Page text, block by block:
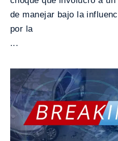
de manejar bajo la
por la
...